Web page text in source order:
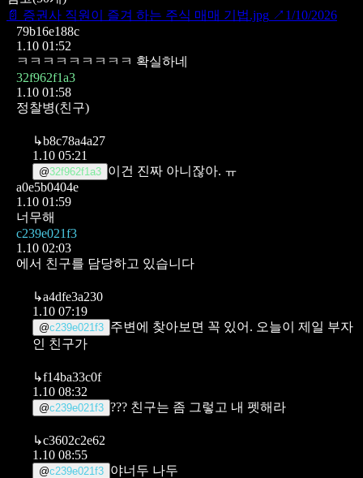
📄 증권사 직원이 즐겨 하는 주식 매매 기법.jpg ↗ 1/10/2026
79b16e188c
1.10 01:52
ㅋㅋㅋㅋㅋㅋㅋㅋㅋ 확실하네
32f962f1a3
1.10 01:58
정찰병(친구)
↳b8c78a4a27
1.10 05:21
@32f962f1a3 이건 진짜 아니잖아. ㅠ
a0e5b0404e
1.10 01:59
너무해
c239e021f3
1.10 02:03
에서 친구를 담당하고 있습니다
↳a4dfe3a230
1.10 07:19
@c239e021f3 주변에 찾아보면 꼭 있어. 오늘이 제일 부자
인 친구가
↳f14ba33c0f
1.10 08:32
@c239e021f3 ??? 친구는 좀 그렇고 내 펫해라
↳c3602c2e62
1.10 08:55
@c239e021f3 야너두 나두